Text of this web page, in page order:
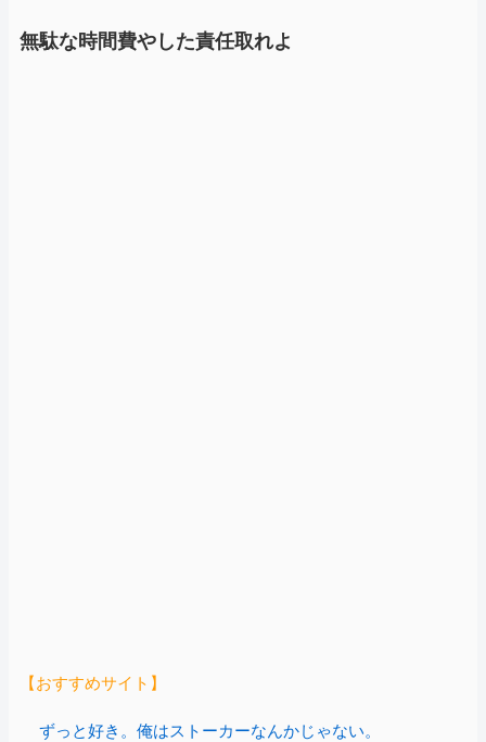
無駄な時間費やした責任取れよ
【おすすめサイト】
ずっと好き。俺はストーカーなんかじゃない。